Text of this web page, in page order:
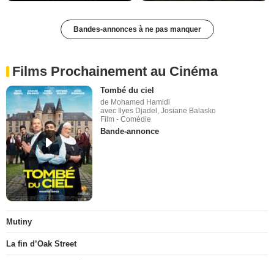
Bandes-annonces à ne pas manquer
Films Prochainement au Cinéma
Tombé du ciel
de Mohamed Hamidi
avec Ilyes Djadel, Josiane Balasko
Film - Comédie
Bande-annonce
Mutiny
La fin d’Oak Street